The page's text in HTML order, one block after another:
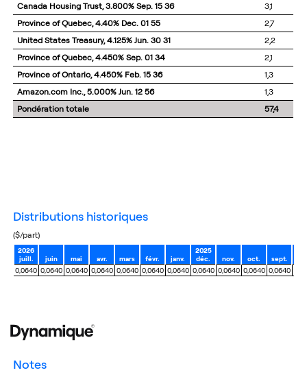
Canada Housing Trust, 3.800% Sep. 15 36
3,1
Province of Quebec, 4.40% Dec. 01 55
2,7
United States Treasury, 4.125% Jun. 30 31
2,2
Province of Quebec, 4.450% Sep. 01 34
2,1
Province of Ontario, 4.450% Feb. 15 36
1,3
Amazon.com Inc., 5.000% Jun. 12 56
1,3
Pondération totale
57,4
distributions historiques
($/part)
2026
juill.
juin mai avr. mars févr. janv.
2025
déc.
nov. oct. sept.
0,0640 0,0640 0,0640 0,0640 0,0640 0,0640 0,0640 0,0640 0,0640 0,0640 0,0640
notes